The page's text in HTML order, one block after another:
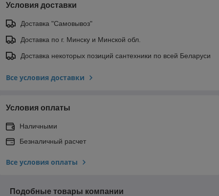
Условия доставки
Доставка "Самовывоз"
Доставка по г. Минску и Минской обл.
Доставка некоторых позиций сантехники по всей Беларуси
Все условия доставки
Условия оплаты
Наличными
Безналичный расчет
Все условия оплаты
Подобные товары компании